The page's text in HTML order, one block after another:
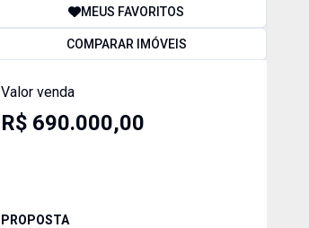
MEUS FAVORITOS
COMPARAR IMÓVEIS
Valor venda
R$ 690.000,00
PROPOSTA